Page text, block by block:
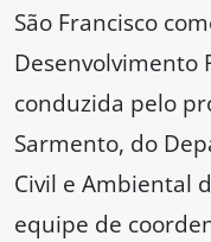
São Francisco
Desenvolvimento
conduzida pelo
Sarmento, do
Civil e Ambiental
equipe de